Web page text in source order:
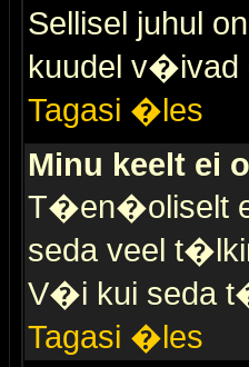
Sellisel juhul
kuudel v�ivad
Tagasi �les
Minu keelt ei
T�en�oliselt
seda veel
V�i kui seda
Tagasi �les